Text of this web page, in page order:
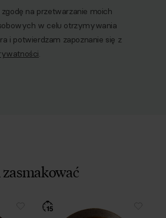
na przetwarzanie moich
w celu otrzymywania
i potwierdzam zapoznanie się z
.
zasmakować